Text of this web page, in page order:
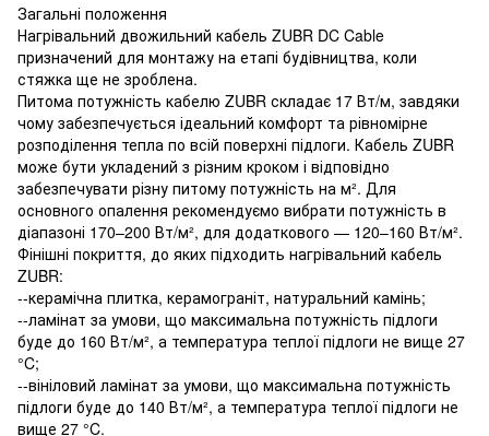
Загальні положення
Нагрівальний двожильний кабель ZUBR DC Cable
призначений для монтажу на етапі будівництва, коли
стяжка ще не зроблена.
Питома потужність кабелю ZUBR складає 17 Вт/м, завдяки
чому забезпечується ідеальний комфорт та рівномірне
розподілення тепла по всій поверхні підлоги. Кабель ZUBR
може бути укладений з різним кроком і відповідно
забезпечувати різну питому потужність на м². Для
основного опалення рекомендуємо вибрати потужність в
діапазоні 170–200 Вт/м², для додаткового — 120–160 Вт/м².
Фінішні покриття, до яких підходить нагрівальний кабель
ZUBR:
--керамічна плитка, керамограніт, натуральний камінь;
--ламінат за умови, що максимальна потужність підлоги
буде до 160 Вт/м², а температура теплої підлоги не вище 27
°C;
--вініловий ламінат за умови, що максимальна потужність
підлоги буде до 140 Вт/м², а температура теплої підлоги не
вище 27 °C.